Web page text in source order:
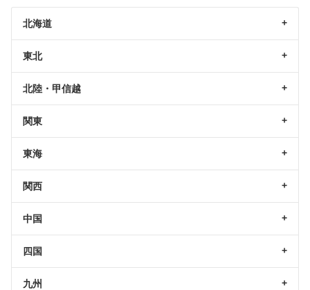
北海道
東北
北陸・甲信越
関東
東海
関西
中国
四国
九州